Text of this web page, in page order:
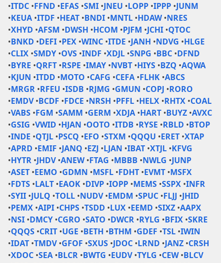
•ITDC •FFND •EFAS •SMI •JNEU •LOPP •IPPP •JUNM
•KEUA •ITDF •HEAT •BNDI •MNTL •HDAW •NRES
•XHYD •AFSM •DWSH •HCOM •PJFM •JCHI •QTOC
•BNKD •DEFI •PEX •WINC •ITDE •JANH •NDVG •HLGE
•CLIX •SMDY •OVS •INDF •XDJL •SNPG •BBC •DFND
•BYRE •QRFT •RSPE •IMAY •NVBT •HIYS •BZQ •AQWA
•KJUN •ITDD •MOTO •CAFG •CEFA •FLHK •ABCS
•MRGR •RFEU •ISDB •RJMG •GMUN •COPJ •RORO
•EMDV •BCDF •FDCE •NRSH •PFFL •HELX •RHTX •COAL
•VABS •FGM •SAMM •GERM •XDJA •HART •BUYZ •AVXC
•GSIG •VWID •HJAN •OOTO •ITDB •RYSE •RBLD •BTOP
•INDE •QTJL •PSCQ •EFO •STXM •QQQU •ERET •XTAP
•APRD •EMIF •JANQ •EZJ •LJAN •IBAT •XTJL •KFVG
•HYTR •JHDV •ANEW •FTAG •MBBB •NWLG •JUNP
•ASET •EEMO •GDMN •MSFL •FDHT •EVMT •MSFX
•FDTS •LALT •EAOK •DIVP •IOPP •MEMS •SSPX •INFR
•SYII •JULQ •TOLL •NUDV •EMDM •SPUC •FLJJ •JHID
•PEMX •AIPI •CHPS •TSDD •LUX •EEMD •SIXZ •AAPX
•NSI •DMCY •CGRO •SATO •DWCR •RYLG •BFIX •SKRE
•QQQS •CRIT •UGE •BETH •BTHM •GDEF •TSL •IWIN
•IDAT •TMDV •GFOF •SXUS •JDOC •LRND •JANZ •CRSH
•XDOC •SEA •BLCR •BWTG •EUDV •TYLG •CEW •BLCV